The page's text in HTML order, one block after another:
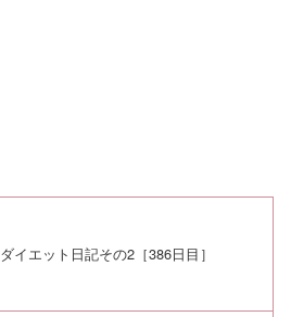
ダイエット日記その2［386日目］